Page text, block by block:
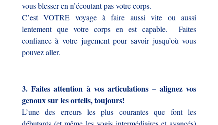
vous blesser en n’écoutant pas votre corps.
C’est VOTRE voyage à faire aussi vite ou aussi
lentement que votre corps en est capable. Faites
confiance à votre jugement pour savoir jusqu’où vous
pouvez aller.
3. Faites attention à vos articulations – alignez vos
genoux sur les orteils, toujours!
L’une des erreurs les plus courantes que font les